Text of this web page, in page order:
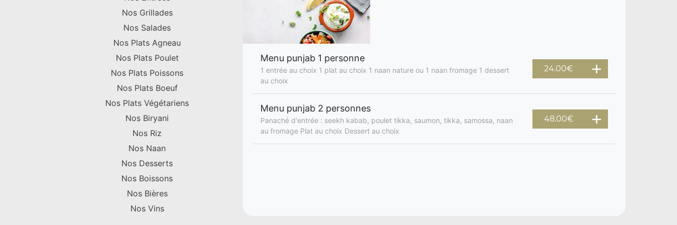
Nos Grillades
Nos Salades
Nos Plats Agneau
Nos Plats Poulet
Nos Plats Poissons
Nos Plats Boeuf
Nos Plats Végétariens
Nos Biryani
Nos Riz
Nos Naan
Nos Desserts
Nos Boissons
Nos Bières
Nos Vins
Menu punjab 1 personne
1 entrée au choix 1 plat au choix 1 naan nature ou 1 naan fromage 1 dessert
au choix
24.00€
Menu punjab 2 personnes
Panaché d'entrée : seekh kabab, poulet tikka, saumon, tikka, samossa, naan
au fromage Plat au choix Dessert au choix
48.00€